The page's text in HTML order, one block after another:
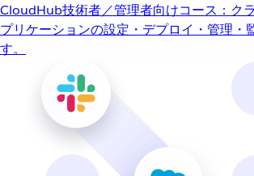
CloudHub技術者／管理者向けコース：ク
プリケーションの設定・デプロイ・管理・
す。